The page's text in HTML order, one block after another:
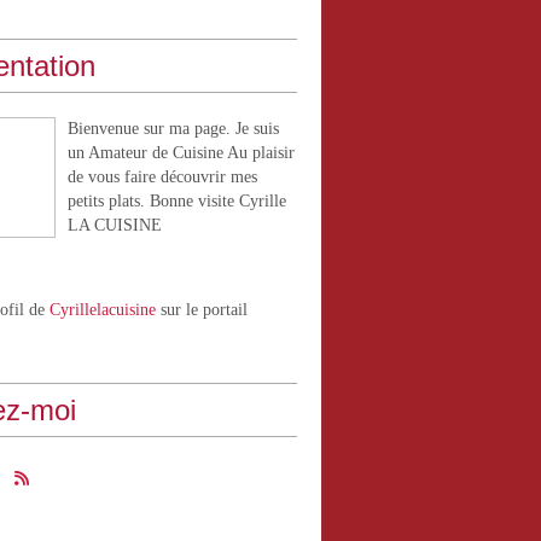
Bienvenue sur ma page. Je suis
un Amateur de Cuisine Au plaisir
de vous faire découvrir mes
petits plats. Bonne visite Cyrille
LA CUISINE
de Cyrillelacuisine sur le portail
moi